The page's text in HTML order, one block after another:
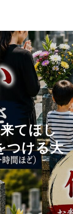
てほし
つける大